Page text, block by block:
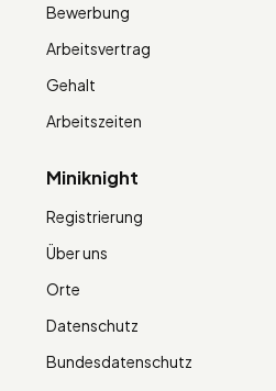
Bewerbung
Arbeitsvertrag
Gehalt
Arbeitszeiten
Miniknight
Registrierung
Über uns
Orte
Datenschutz
Bundesdatenschutz